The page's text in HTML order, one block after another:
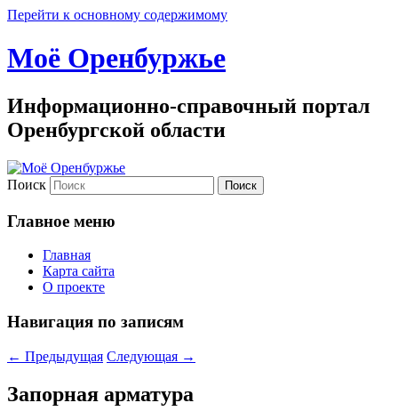
Перейти к основному содержимому
Моё Оренбуржье
Информационно-справочный портал
Оренбургской области
Поиск
Главное меню
Главная
Карта сайта
О проекте
Навигация по записям
← Предыдущая Следующая →
Запорная арматура